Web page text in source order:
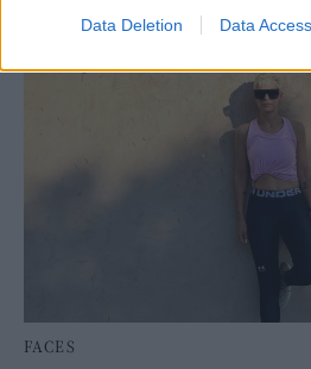
Data Deletion Data Access
06 JUL 2026
FACES